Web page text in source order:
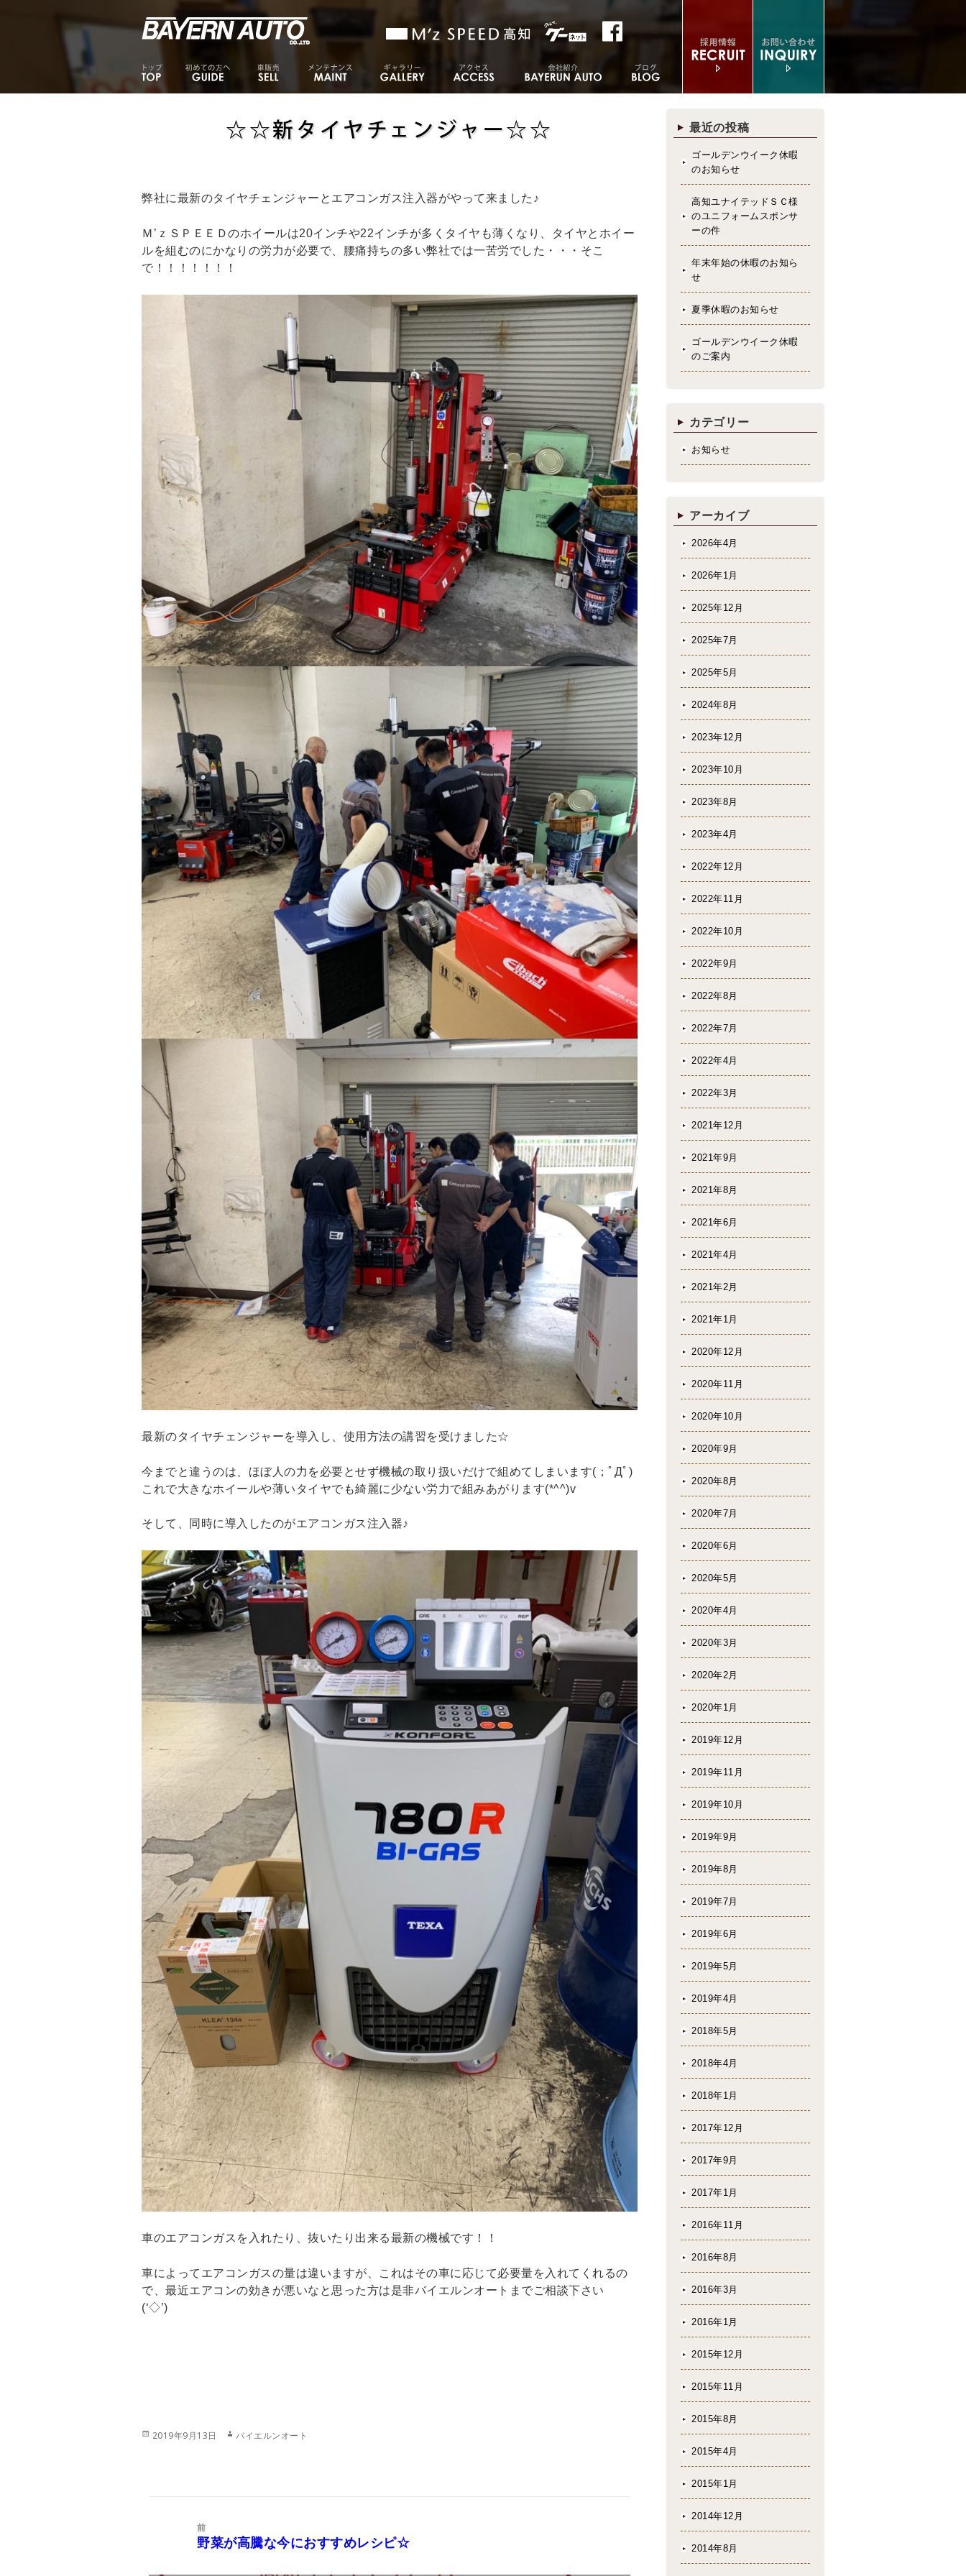
☆☆新タイヤチェンジャー☆☆
弊社に最新のタイヤチェンジャーとエアコンガス注入器がやって来ました♪
Ｍ’ｚＳＰＥＥＤのホイールは20インチや22インチが多くタイヤも薄くなり、タイヤとホイー
ルを組むのにかなりの労力が必要で、腰痛持ちの多い弊社では一苦労でした・・・そこ
で！！！！！！！
最新のタイヤチェンジャーを導入し、使用方法の講習を受けました☆
今までと違うのは、ほぼ人の力を必要とせず機械の取り扱いだけで組めてしまいます(；ﾟДﾟ)
これで大きなホイールや薄いタイヤでも綺麗に少ない労力で組みあがります(*^^)v
そして、同時に導入したのがエアコンガス注入器♪
車のエアコンガスを入れたり、抜いたり出来る最新の機械です！！
車によってエアコンガスの量は違いますが、これはその車に応じて必要量を入れてくれるの
で、最近エアコンの効きが悪いなと思った方は是非バイエルンオートまでご相談下さい
(‘◇’)ゞ
投
2019年9月13日
作
バイエルンオート
前
前
野菜が高騰な今におすすめレシピ☆
最近の投稿
ゴールデンウイーク休暇
のお知らせ
高知ユナイテッドＳＣ様
のユニフォームスポンサ
ーの件
年末年始の休暇のお知ら
せ
夏季休暇のお知らせ
ゴールデンウイーク休暇
のご案内
カテゴリー
お知らせ
アーカイブ
2026年4月
2026年1月
2025年12月
2025年7月
2025年5月
2024年8月
2023年12月
2023年10月
2023年8月
2023年4月
2022年12月
2022年11月
2022年10月
2022年9月
2022年8月
2022年7月
2022年4月
2022年3月
2021年12月
2021年9月
2021年8月
2021年6月
2021年4月
2021年2月
2021年1月
2020年12月
2020年11月
2020年10月
2020年9月
2020年8月
2020年7月
2020年6月
2020年5月
2020年4月
2020年3月
2020年2月
2020年1月
2019年12月
2019年11月
2019年10月
2019年9月
2019年8月
2019年7月
2019年6月
2019年5月
2019年4月
2018年5月
2018年4月
2018年1月
2017年12月
2017年9月
2017年1月
2016年11月
2016年8月
2016年3月
2016年1月
2015年12月
2015年11月
2015年8月
2015年4月
2015年1月
2014年12月
2014年8月